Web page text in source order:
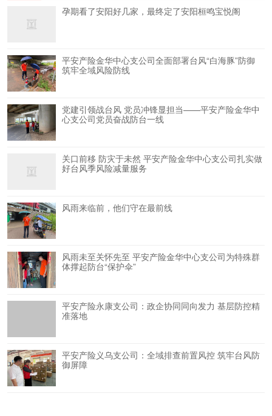
孕期看了安阳好几家，最终定了安阳桓鸣宝悦阁
平安产险金华中心支公司全面部署台风“白海豚”防御
筑牢全域风险防线
党建引领战台风 党员冲锋显担当——平安产险金华中
心支公司党员奋战防台一线
关口前移 防灾于未然 平安产险金华中心支公司扎实做
好台风季风险减量服务
风雨来临前，他们守在最前线
风雨未至关怀先至 平安产险金华中心支公司为特殊群
体撑起防台“保护伞”
平安产险永康支公司：政企协同同向发力 基层防控精
准落地
平安产险义乌支公司：全域排查前置风控 筑牢台风防
御屏障